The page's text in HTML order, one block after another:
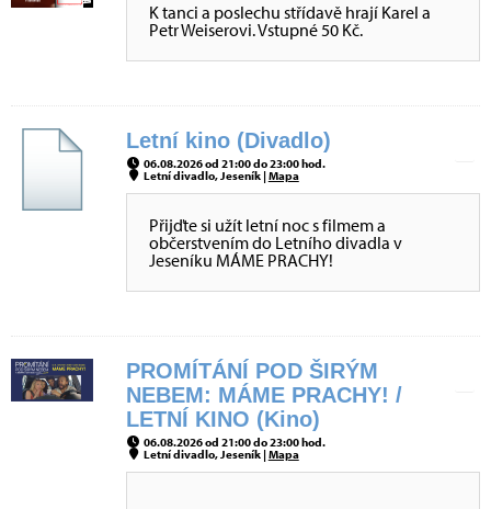
K tanci a poslechu střídavě hrají Karel a
Petr Weiserovi. Vstupné 50 Kč.
Letní kino (Divadlo)
06.08.2026 od 21:00 do 23:00 hod.
Letní divadlo, Jeseník |Mapa
Přijďte si užít letní noc s filmem a
občerstvením do Letního divadla v
Jeseníku MÁME PRACHY!
PROMÍTÁNÍ POD ŠIRÝM
NEBEM: MÁME PRACHY! /
LETNÍ KINO (Kino)
06.08.2026 od 21:00 do 23:00 hod.
Letní divadlo, Jeseník |Mapa